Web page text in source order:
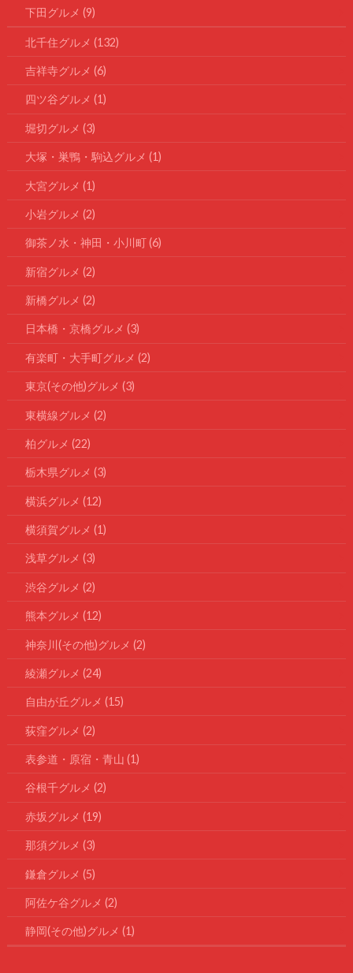
下田グルメ (9)
北千住グルメ (132)
吉祥寺グルメ (6)
四ツ谷グルメ (1)
堀切グルメ (3)
大塚・巣鴨・駒込グルメ (1)
大宮グルメ (1)
小岩グルメ (2)
御茶ノ水・神田・小川町(6)
新宿グルメ (2)
新橋グルメ (2)
日本橋・京橋グルメ (3)
有楽町・大手町グルメ (2)
東京(その他)グルメ (3)
東横線グルメ (2)
柏グルメ (22)
栃木県グルメ (3)
横浜グルメ (12)
横須賀グルメ (1)
浅草グルメ (3)
渋谷グルメ (2)
熊本グルメ (12)
神奈川(その他)グルメ (2)
綾瀬グルメ (24)
自由が丘グルメ (15)
荻窪グルメ (2)
表参道・原宿・青山 (1)
谷根千グルメ (2)
赤坂グルメ (19)
那須グルメ (3)
鎌倉グルメ (5)
阿佐ケ谷グルメ (2)
静岡(その他)グルメ (1)